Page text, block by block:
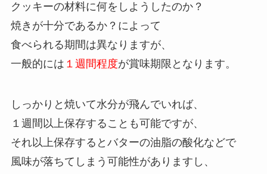
クッキーの材料に何をしようしたのか？
焼きが十分であるか？によって
食べられる期間は異なりますが、
一般的には １週間程度が賞味期限となります。
しっかりと焼いて水分が飛んでいれば、
１週間以上保存することも可能ですが、
それ以上保存するとバターの油脂の酸化などで
風味が落ちてしまう可能性がありますし、